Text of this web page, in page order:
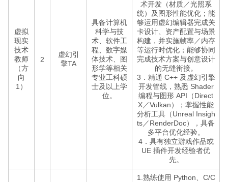
虚拟
现实
技术
教师
（方
向
1）
2
虚幻引
擎TA
具备计算机
科学与技
术、软件工
程、数字媒
体技术、图
形学等相关
专业工科硕
士及以上学
位。
术开发（材质／光照系
统）及图形性能优化；能
够运用虚幻编辑器完成关
卡设计、资产配置与场景
构建，并实施帧率／内存
等运行时优化；能够协同
完成技术方案与创意设计
的无缝衔接。
3．精通 C++ 及虚幻引擎
开发管线，熟悉 Shader
编程与图形 API（Direct
X／Vulkan）；掌握性能
分析工具（Unreal Insigh
ts／RenderDoc），具备
多平台优化经验。
4．具有独立游戏作品或
UE 插件开发经验者优
先。
1.熟练使用 Python、C/C